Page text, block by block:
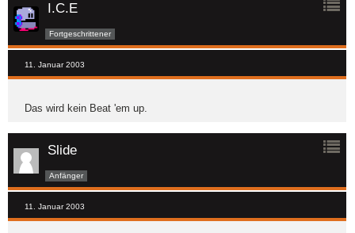
I.C.E
Fortgeschrittener
11. Januar 2003
Das wird kein Beat 'em up.
Slide
Anfänger
11. Januar 2003